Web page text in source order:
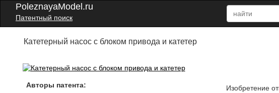
PoleznayaModel.ru
Патентный поиск
Катетерный насос с блоком привода и катетер
Авторы патента:
Изобретение